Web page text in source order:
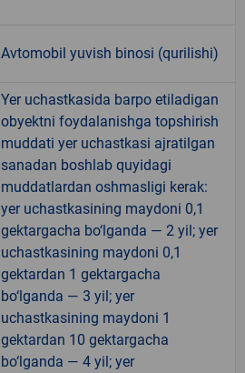
Avtomobil yuvish binosi (qurilishi)
Yer uchastkasida barpo etiladigan
obyektni foydalanishga topshirish
muddati yer uchastkasi ajratilgan
sanadan boshlab quyidagi
muddatlardan oshmasligi kerak:
yer uchastkasining maydoni 0,1
gektargacha bo‘lganda — 2 yil; yer
uchastkasining maydoni 0,1
gektardan 1 gektargacha
bo‘lganda — 3 yil; yer
uchastkasining maydoni 1
gektardan 10 gektargacha
bo‘lganda — 4 yil; yer